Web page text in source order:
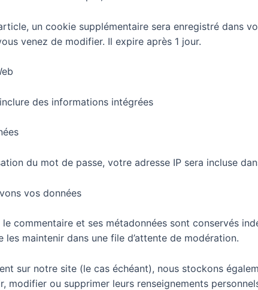
un cookie supplémentaire sera enregistré dans
venez de modifier. Il expire après 1 jour.
des informations intégrées
du mot de passe, votre adresse IP sera incluse
vos données
commentaire et ses métadonnées sont conservés
maintenir dans une file d’attente de modération.
sur notre site (le cas échéant), nous stockons
modifier ou supprimer leurs renseignements